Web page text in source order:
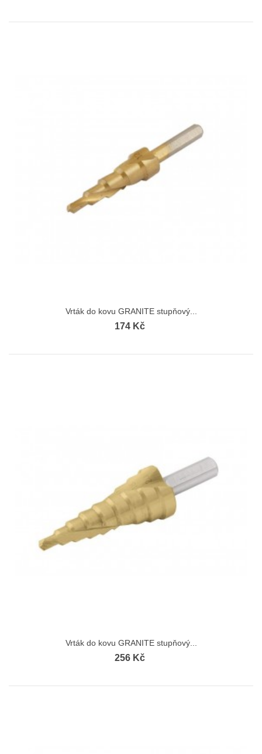
Vrták do kovu GRANITE stupňový...
174 Kč
Vrták do kovu GRANITE stupňový...
256 Kč